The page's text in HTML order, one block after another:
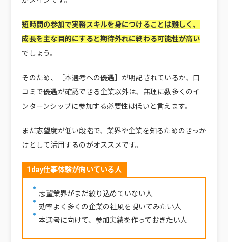
短時間の参加で実務スキルを身につけることは難しく、
成長を主な目的にすると期待外れに終わる可能性が高い
でしょう。
そのため、［本選考への優遇］が明記されているか、口
コミで優遇が確認できる企業以外は、無理に数多くのイ
ンターンシップに参加する必要性は低いと言えます。
まだ志望度が低い段階で、業界や企業を知るためのきっか
けとして活用するのがオススメです。
1day仕事体験が向いている人
志望業界がまだ絞り込めていない人
効率よく多くの企業の社風を覗いてみたい人
本選考に向けて、参加実績を作っておきたい人